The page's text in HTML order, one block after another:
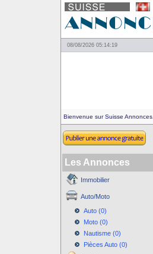
08/08/2026 05:14:19
Bienvenue sur Suisse Annonces.
Les Annonces
Immobilier
Auto/Moto
Auto (0)
Moto (0)
Nautisme (0)
Pièces Auto (0)